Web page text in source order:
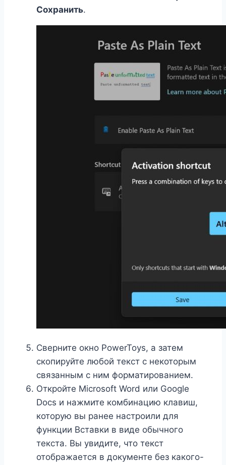
Сохранить.
Сверните окно PowerToys, а затем
скопируйте любой текст с некоторым
связанным с ним форматированием.
Откройте Microsoft Word или Google
Docs и нажмите комбинацию клавиш,
которую вы ранее настроили для
функции Вставки в виде обычного
текста. Вы увидите, что текст
отображается в документе без какого-